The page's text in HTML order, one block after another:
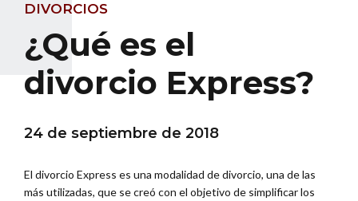
DIVORCIOS
¿Qué es el
divorcio Express?
24 de septiembre de 2018
El divorcio Express es una modalidad de divorcio, una de las
más utilizadas, que se creó con el objetivo de simplificar los